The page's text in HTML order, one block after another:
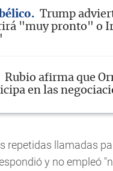
Trump
"muy pronto" o
Rubio afirma que
en las
repetidas llamadas
y no empleó